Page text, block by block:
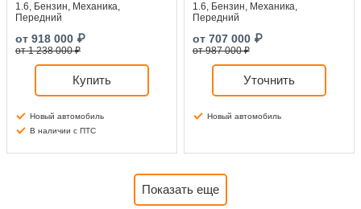
1.6, Бензин, Механика,
Передний
от 918 000 ₽
от 1 238 000 ₽
Купить
Новый автомобиль
В наличии с ПТС
1.6, Бензин, Механика,
Передний
от 707 000 ₽
от 987 000 ₽
Уточнить
Новый автомобиль
Показать еще